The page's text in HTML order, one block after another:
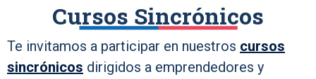
Cursos Sincrónicos
Te invitamos a participar en nuestros cursos
sincrónicos dirigidos a emprendedores y